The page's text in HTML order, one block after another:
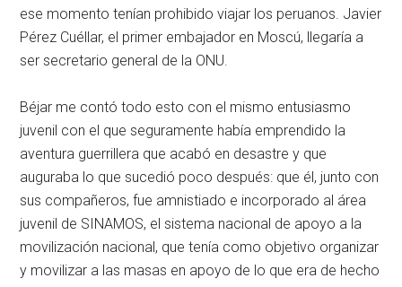
ese momento tenían prohibido viajar los peruanos. Javier
Pérez Cuéllar, el primer embajador en Moscú, llegaría a
ser secretario general de la ONU.
Béjar me contó todo esto con el mismo entusiasmo
juvenil con el que seguramente había emprendido la
aventura guerrillera que acabó en desastre y que
auguraba lo que sucedió poco después: que él, junto con
sus compañeros, fue amnistiado e incorporado al área
juvenil de SINAMOS, el sistema nacional de apoyo a la
movilización nacional, que tenía como objetivo organizar
y movilizar a las masas en apoyo de lo que era de hecho